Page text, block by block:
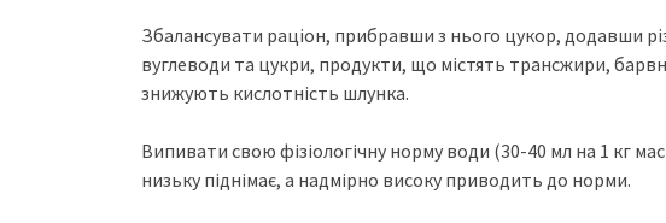
Збалансувати раціон, прибравши з нього цукор, додавши
вуглеводи та цукри, продукти, що містять трансжири,
знижують кислотність шлунка.
Випивати свою фізіологічну норму води (30-40 мл на 1 кг
низьку піднімає, а надмірно високу приводить до норми.